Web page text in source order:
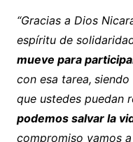
“Gracias a Dios
espíritu de
mueve para
con esa tarea, siendo
que ustedes puedan
podemos salvar la
compromiso vamos